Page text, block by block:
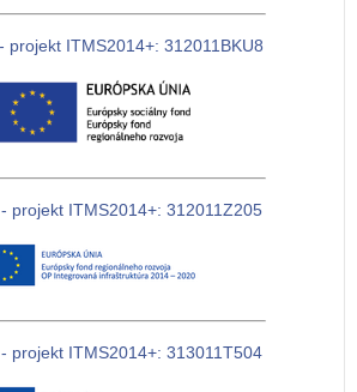
projekt ITMS2014+: 312011BKU8
projekt ITMS2014+: 312011Z205
projekt ITMS2014+: 313011T504